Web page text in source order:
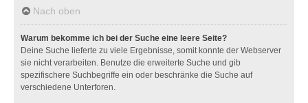
Nach oben
Warum bekomme ich bei der Suche eine leere Seite?
Deine Suche lieferte zu viele Ergebnisse, somit konnte der Webserver
sie nicht verarbeiten. Benutze die erweiterte Suche und gib
spezifischere Suchbegriffe ein oder beschränke die Suche auf
verschiedene Unterforen.